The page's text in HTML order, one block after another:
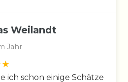
Weilandt
Jahr
ich schon einige Schätze